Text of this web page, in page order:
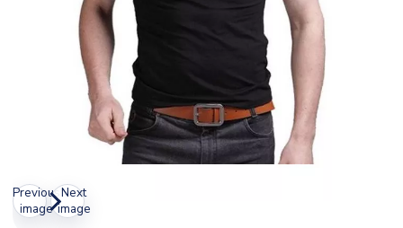
Previous
image
Next
image